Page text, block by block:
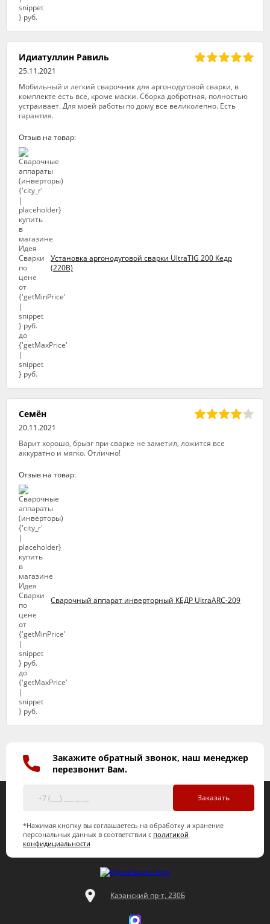
Идиатуллин Равиль
25.11.2021
Мобильный и легкий сварочник для аргонодуговой сварки, в
комплекте есть все, кроме маски. Сборка добротная, полностью
устраивает. Для моей работы по дому все великолепно. Есть
гарантия.
Отзыв на товар:
Установка аргонодуговой сварки UltraTIG 200 Кедр
(220В)
Семён
20.11.2021
Варит хорошо, брызг при сварке не заметил, ложится все
аккуратно и мягко. Отлично!
Отзыв на товар:
Сварочный аппарат инверторный КЕДР UltraARC-209
Закажите обратный звонок, наш менеджер
перезвонит Вам.
Заказать
*Нажимая кнопку вы соглашаетесь на обработку и хранение
персональных данных в соответствии с политикой
конфидициальности
Казанский пр-т, 230Б